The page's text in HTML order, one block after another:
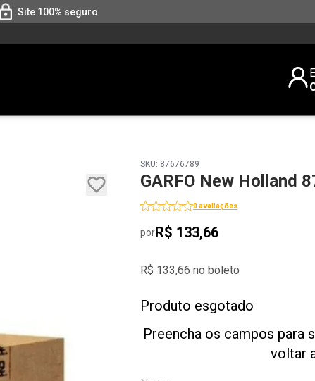
Site 100% seguro
SKU: 87676789
GARFO New Holland
0 avaliações
porR$ 133,66
R$ 133,66 no boleto
Produto esgotado
Preencha os campos para
voltar